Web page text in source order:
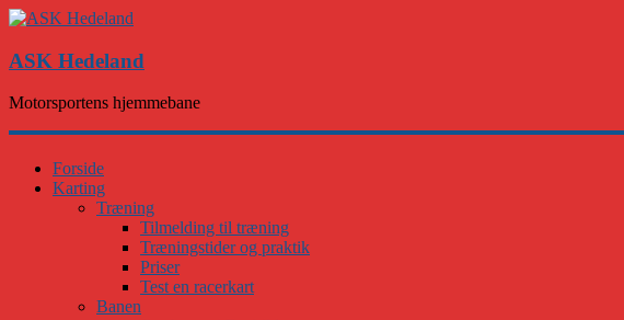
ASK Hedeland
Motorsportens hjemmebane
Forside
Karting
Træning
Tilmelding til træning
Træningstider og praktik
Priser
Test en racerkart
Banen